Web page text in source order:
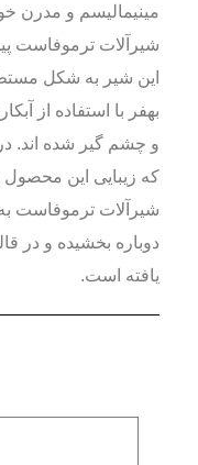
مینیمالیسم و مدرن
شیرآلات ترموفاست
این شیر به شکل
و چشم گیر شده اند.
که زیبایی این محصول
شیرآلات ترموفاست
دوباره بخشیده و در
یافته است.